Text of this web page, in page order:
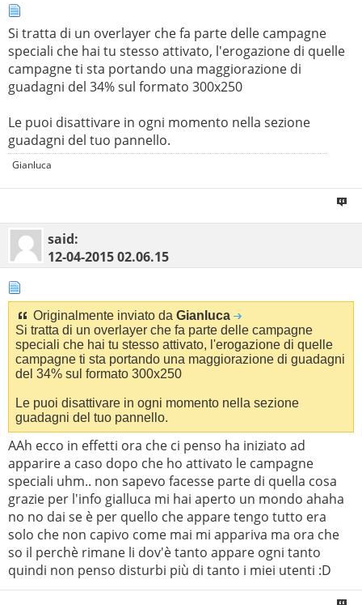
Si tratta di un overlayer che fa parte delle campagne
speciali che hai tu stesso attivato, l'erogazione di quelle
campagne ti sta portando una maggiorazione di
guadagni del 34% sul formato 300x250
Le puoi disattivare in ogni momento nella sezione
guadagni del tuo pannello.
Gianluca
said:
12-04-201502.06.15
Originalmente inviato da Gianluca
Si tratta di un overlayer che fa parte delle campagne
speciali che hai tu stesso attivato, l'erogazione di quelle
campagne ti sta portando una maggiorazione di guadagni
del 34% sul formato 300x250
Le puoi disattivare in ogni momento nella sezione
guadagni del tuo pannello.
AAh ecco in effetti ora che ci penso ha iniziato ad
apparire a caso dopo che ho attivato le campagne
speciali uhm.. non sapevo facesse parte di quella cosa
grazie per l'info gialluca mi hai aperto un mondo ahaha
no no dai se è per quello che appare tengo tutto era
solo che non capivo come mai mi appariva ma ora che
so il perchè rimane li dov'è tanto appare ogni tanto
quindi non penso disturbi più di tanto i miei utenti :D